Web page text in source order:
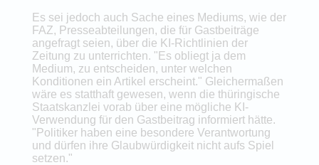
Es sei jedoch auch Sache eines Mediums, wie der
FAZ, Presseabteilungen, die für Gastbeiträge
angefragt seien, über die KI-Richtlinien der
Zeitung zu unterrichten. "Es obliegt ja dem
Medium, zu entscheiden, unter welchen
Konditionen ein Artikel erscheint." Gleichermaßen
wäre es statthaft gewesen, wenn die thüringische
Staatskanzlei vorab über eine mögliche KI-
Verwendung für den Gastbeitrag informiert hätte.
"Politiker haben eine besondere Verantwortung
und dürfen ihre Glaubwürdigkeit nicht aufs Spiel
setzen."